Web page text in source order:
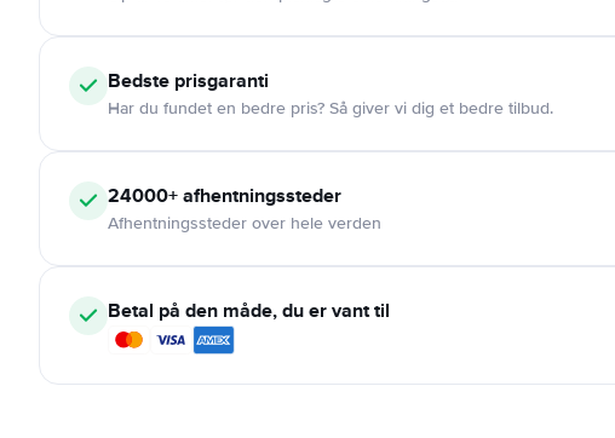
Bedste prisgaranti
Har du fundet en bedre pris? Så giver vi dig et bedre tilbud.
24000+afhentningssteder
Afhentningssteder over hele verden
Betal på den måde, du er vant til